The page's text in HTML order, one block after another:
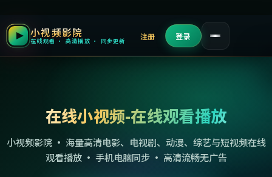
小视频影院
在线观看 · 高清播放 · 同步更新 注册 登录
在线小视频-在线观看播放
小视频影院 · 海量高清电影、电视剧、动漫、综艺与短视频在线
观看播放 · 手机电脑同步 · 高清流畅无广告